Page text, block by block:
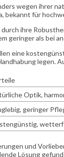
wegen ihrer
bekannt für
ihre
geringer als bei
eine
legen.
Optik,
geringer
und
Lösung